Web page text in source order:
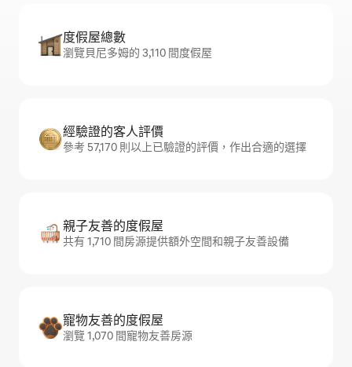
度假屋總數
瀏覽貝尼多姆的 3,110 間度假屋
經驗證的客人評價
參考 57,170 則以上已驗證的評價，作出合適的選擇
親子友善的度假屋
共有 1,710 間房源提供額外空間和親子友善設備
寵物友善的度假屋
瀏覽 1,070 間寵物友善房源